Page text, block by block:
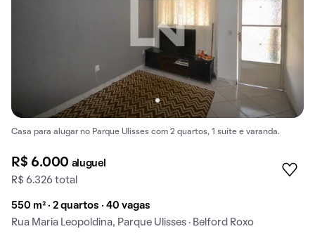
Casa para alugar no Parque Ulisses com 2 quartos, 1 suíte e varanda.
R$ 6.000 aluguel
R$ 6.326 total
550 m² · 2 quartos · 40 vagas
Rua Maria Leopoldina, Parque Ulisses · Belford Roxo